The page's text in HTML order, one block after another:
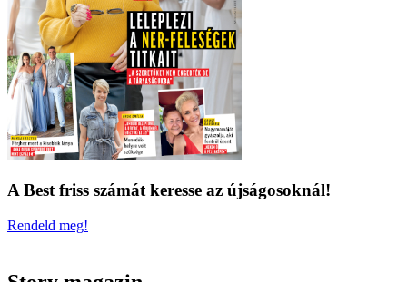
A Best friss számát keresse az újságosoknál!
Rendeld meg!